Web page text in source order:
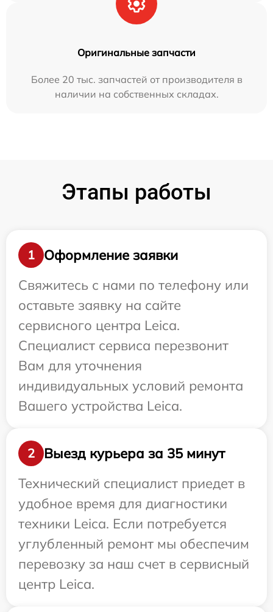
Оригинальные запчасти
Более 20 тыс. запчастей от производителя в
наличии на собственных складах.
Этапы работы
1
Оформление заявки
Свяжитесь с нами по телефону или
оставьте заявку на сайте
сервисного центра Leica.
Специалист сервиса перезвонит
Вам для уточнения
индивидуальных условий ремонта
Вашего устройства Leica.
2
Выезд курьера за 35 минут
Технический специалист приедет в
удобное время для диагностики
техники Leica. Если потребуется
углубленный ремонт мы обеспечим
перевозку за наш счет в сервисный
центр Leica.